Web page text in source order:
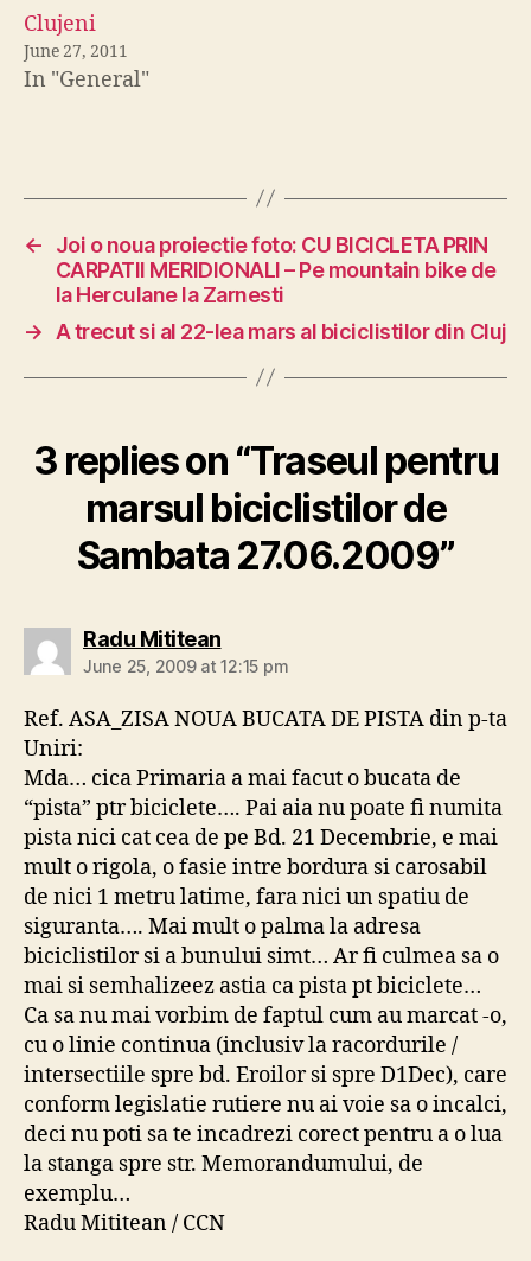
Clujeni
June 27, 2011
In "General"
←
Joi o noua proiectie foto: CU BICICLETA PRIN
CARPATII MERIDIONALI – Pe mountain bike de
la Herculane la Zarnesti
→
A trecut si al 22-lea mars al biciclistilor din Cluj
3 replies on “Traseul pentru
marsul biciclistilor de
Sambata 27.06.2009”
Radu Mititeansays:
June 25, 2009 at 12:15 pm
Ref. ASA_ZISA NOUA BUCATA DE PISTA din p-ta
Uniri:
Mda… cica Primaria a mai facut o bucata de
“pista” ptr biciclete…. Pai aia nu poate fi numita
pista nici cat cea de pe Bd. 21 Decembrie, e mai
mult o rigola, o fasie intre bordura si carosabil
de nici 1 metru latime, fara nici un spatiu de
siguranta…. Mai mult o palma la adresa
biciclistilor si a bunului simt… Ar fi culmea sa o
mai si semhalizeez astia ca pista pt biciclete…
Ca sa nu mai vorbim de faptul cum au marcat -o,
cu o linie continua (inclusiv la racordurile /
intersectiile spre bd. Eroilor si spre D1Dec), care
conform legislatie rutiere nu ai voie sa o incalci,
deci nu poti sa te incadrezi corect pentru a o lua
la stanga spre str. Memorandumului, de
exemplu…
Radu Mititean / CCN